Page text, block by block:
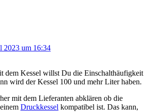
2023 um 16:34
dem Kessel willst Du die Einschalthäufigkeit
wird der Kessel 100 und mehr Liter haben.
mit dem Lieferanten abklären ob die
Druckkessel kompatibel ist. Das kann,